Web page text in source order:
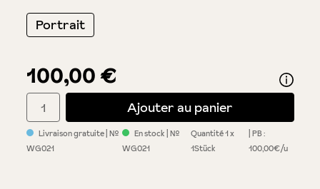
100,00 €
Portrait
Livraison gratuite | №
WG021
En stock | №
WG021
Quantité1 x
1Stück
PB :
100,00€/u
Quantité de produit : Entrez la quantité souhaitée ou utilisez
Ajouter au panier